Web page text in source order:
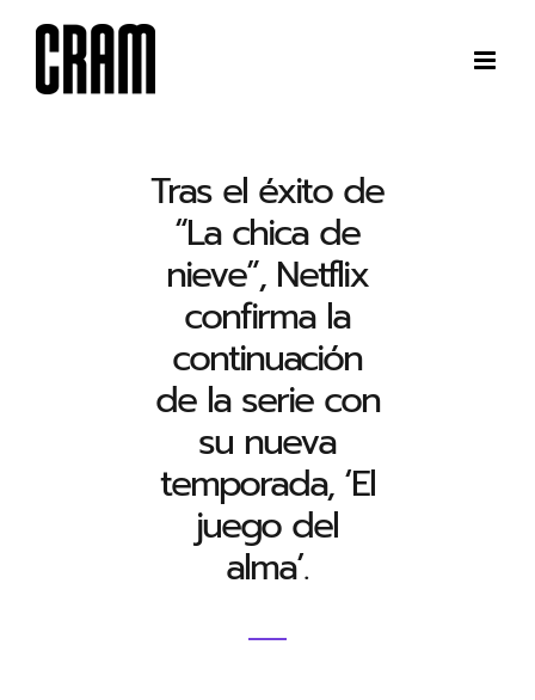
contenido
Tras el éxito de
“La chica de
nieve”, Netflix
confirma la
continuación
de la serie con
su nueva
temporada, ‘El
juego del
alma’.